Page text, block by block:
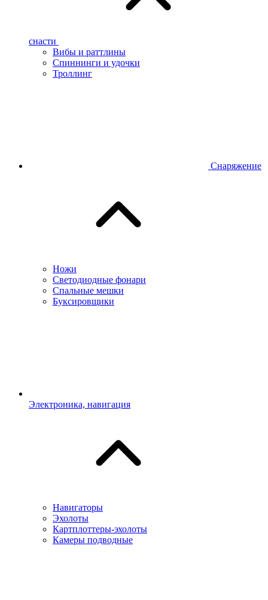
снасти
Вибы и раттлины
Спиннинги и удочки
Троллинг
Снаряжение
Ножи
Светодиодные фонари
Спальные мешки
Буксировщики
Электроника, навигация
Навигаторы
Эхолоты
Картплоттеры-эхолоты
Камеры подводные